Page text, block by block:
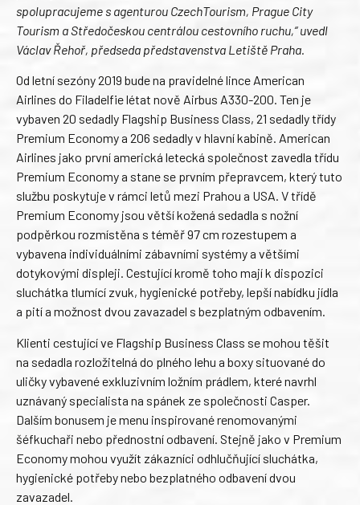
spolupracujeme s agenturou CzechTourism, Prague City
Tourism a Středočeskou centrálou cestovního ruchu,“ uvedl
Václav Řehoř, předseda představenstva Letiště Praha.
Od letní sezóny 2019 bude na pravidelné lince American
Airlines do Filadelfie létat nově Airbus A330-200. Ten je
vybaven 20 sedadly Flagship Business Class, 21 sedadly třídy
Premium Economy a 206 sedadly v hlavní kabině. American
Airlines jako první americká letecká společnost zavedla třídu
Premium Economy a stane se prvním přepravcem, který tuto
službu poskytuje v rámci letů mezi Prahou a USA. V třídě
Premium Economy jsou větší kožená sedadla s nožní
podpěrkou rozmístěna s téměř 97 cm rozestupem a
vybavena individuálními zábavními systémy a většími
dotykovými displeji. Cestující kromě toho mají k dispozici
sluchátka tlumící zvuk, hygienické potřeby, lepší nabídku jídla
a pití a možnost dvou zavazadel s bezplatným odbavením.
Klienti cestující ve Flagship Business Class se mohou těšit
na sedadla rozložitelná do plného lehu a boxy situované do
uličky vybavené exkluzivním ložním prádlem, které navrhl
uznávaný specialista na spánek ze společnosti Casper.
Dalším bonusem je menu inspirované renomovanými
šéfkuchaři nebo přednostní odbavení. Stejně jako v Premium
Economy mohou využít zákazníci odhlučňující sluchátka,
hygienické potřeby nebo bezplatného odbavení dvou
zavazadel.